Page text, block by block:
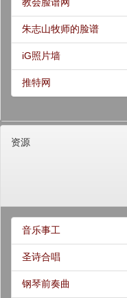
朱志山牧师的脸谱
iG照片墙
推特网
资源
音乐事工
圣诗合唱
钢琴前奏曲